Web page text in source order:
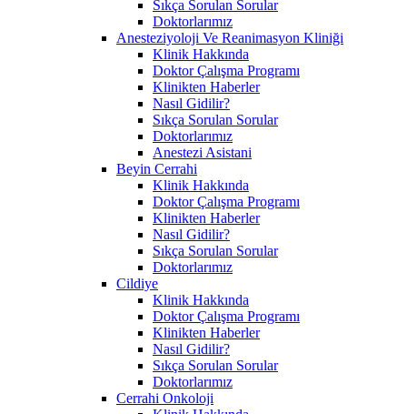
Sıkça Sorulan Sorular
Doktorlarımız
Anesteziyoloji Ve Reanimasyon Kliniği
Klinik Hakkında
Doktor Çalışma Programı
Klinikten Haberler
Nasıl Gidilir?
Sıkça Sorulan Sorular
Doktorlarımız
Anestezi Asistani
Beyin Cerrahi
Klinik Hakkında
Doktor Çalışma Programı
Klinikten Haberler
Nasıl Gidilir?
Sıkça Sorulan Sorular
Doktorlarımız
Cildiye
Klinik Hakkında
Doktor Çalışma Programı
Klinikten Haberler
Nasıl Gidilir?
Sıkça Sorulan Sorular
Doktorlarımız
Cerrahi Onkoloji